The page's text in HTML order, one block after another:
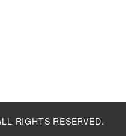
RIGHTS RESERVED.